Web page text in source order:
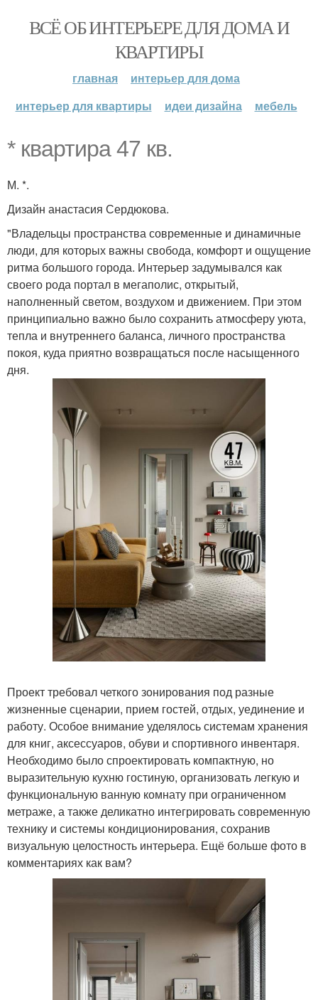
ВСЁ ОБ ИНТЕРЬЕРЕ ДЛЯ ДОМА И
КВАРТИРЫ
главная
интерьер для дома
интерьер для квартиры
идеи дизайна мебель
* квартира 47 кв.
М. *.
Дизайн анастасия Сердюкова.
"Владельцы пространства современные и динамичные
люди, для которых важны свобода, комфорт и ощущение
ритма большого города. Интерьер задумывался как
своего рода портал в мегаполис, открытый,
наполненный светом, воздухом и движением. При этом
принципиально важно было сохранить атмосферу уюта,
тепла и внутреннего баланса, личного пространства
покоя, куда приятно возвращаться после насыщенного
дня.
Проект требовал четкого зонирования под разные
жизненные сценарии, прием гостей, отдых, уединение и
работу. Особое внимание уделялось системам хранения
для книг, аксессуаров, обуви и спортивного инвентаря.
Необходимо было спроектировать компактную, но
выразительную кухню гостиную, организовать легкую и
функциональную ванную комнату при ограниченном
метраже, а также деликатно интегрировать современную
технику и системы кондиционирования, сохранив
визуальную целостность интерьера. Ещё больше фото в
комментариях как вам?